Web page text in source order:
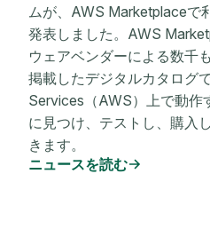
ムが、AWS Marketplaceで
発表しました。AWS
ウェアベンダーによる数千
掲載したデジタルカタログ
Services（AWS）上で動作
に見つけ、テストし、購入
きます。
ニュースを読む